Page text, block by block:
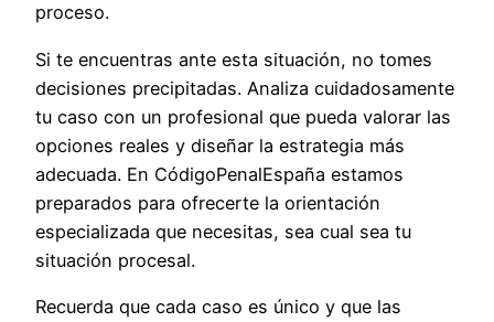
proceso.
Si te encuentras ante esta situación, no tomes
decisiones precipitadas. Analiza cuidadosamente
tu caso con un profesional que pueda valorar las
opciones reales y diseñar la estrategia más
adecuada. En CódigoPenalEspaña estamos
preparados para ofrecerte la orientación
especializada que necesitas, sea cual sea tu
situación procesal.
Recuerda que cada caso es único y que las